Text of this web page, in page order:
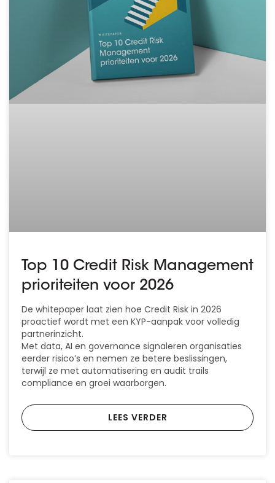
Top 10 Credit Risk Management
prioriteiten voor 2026
De whitepaper laat zien hoe Credit Risk in 2026
proactief wordt met een KYP-aanpak voor volledig
partnerinzicht.
Met data, AI en governance signaleren organisaties
eerder risico’s en nemen ze betere beslissingen,
terwijl ze met automatisering en audit trails
compliance en groei waarborgen.
LEES VERDER